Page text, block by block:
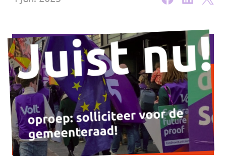
Tilburg
... alle gemeentes
Steun Volt Brabant
Contact